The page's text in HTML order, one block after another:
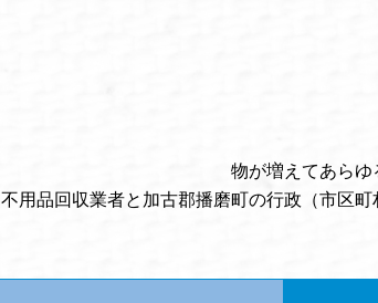
物が増えてあらゆ
不用品回収業者と加古郡播磨町の行政（市区